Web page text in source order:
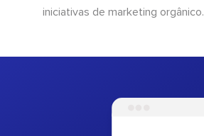
iniciativas de marketing orgânico.